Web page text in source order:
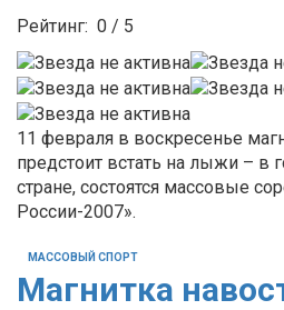
Рейтинг: 0 / 5
11 февраля в воскресенье
предстоит встать на лыжи – в
стране, состоятся массовые
России-2007».
МАССОВЫЙ СПОРТ
Магнитка